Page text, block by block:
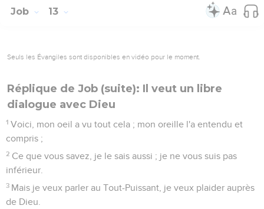
Job 13
Seuls les Évangiles sont disponibles en vidéo pour le moment.
Réplique de Job (suite): Il veut un libre
dialogue avec Dieu
1 Voici, mon oeil a vu tout cela ; mon oreille l'a entendu et
compris ;
2 Ce que vous savez, je le sais aussi ; je ne vous suis pas
inférieur.
3 Mais je veux parler au Tout-Puissant, je veux plaider auprès
de Dieu.